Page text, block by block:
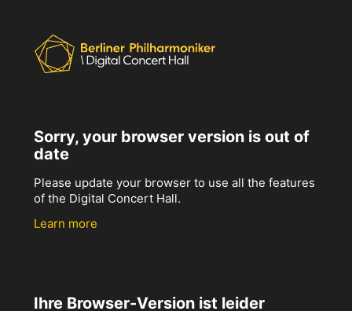
Sorry, your browser version is out of
date
Please update your browser to use all the features
of the Digital Concert Hall.
Learn more
Ihre Browser-Version ist leider